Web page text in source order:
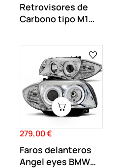
Retrovisores de
Carbono tipo M1
Precio
279,00 €
Faros delanteros
Angel eyes BMW